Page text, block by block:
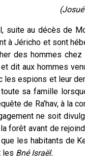
suite au décès de
à Jéricho et sont
des hommes chez
dit aux hommes
les espions et leur
sa famille
de Ra’hav, à la
ne soit
forêt avant de
les habitants de
les Bné Israël.